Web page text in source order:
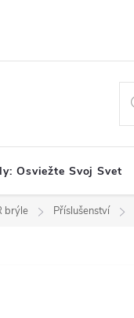
Osviežte Svoj Svet
brýle Příslušenství